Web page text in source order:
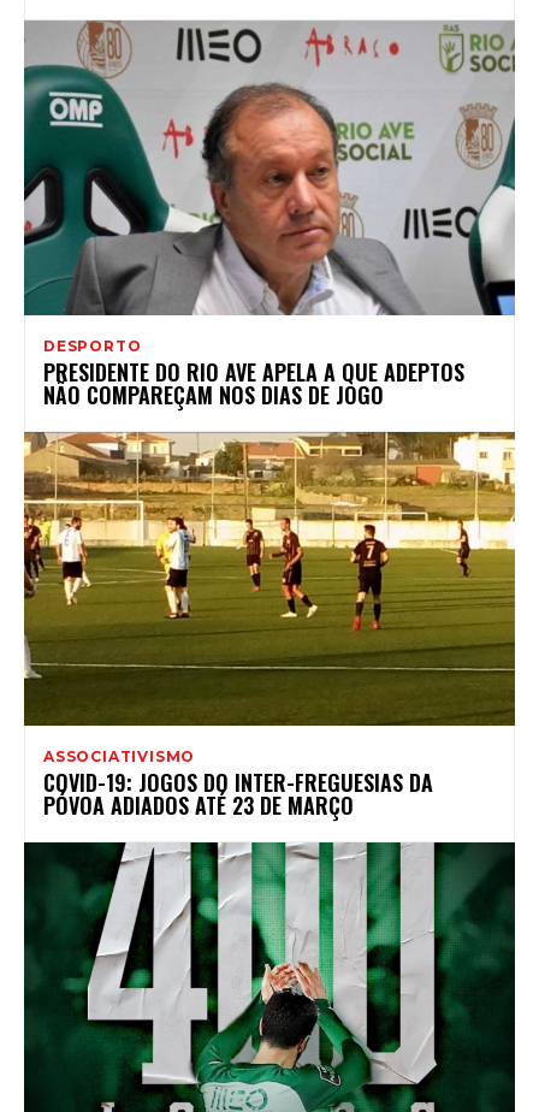
DESPORTO
PRESIDENTE DO RIO AVE APELA A QUE ADEPTOS
NÃO COMPAREÇAM NOS DIAS DE JOGO
ASSOCIATIVISMO
COVID-19: JOGOS DO INTER-FREGUESIAS DA
PÓVOA ADIADOS ATÉ 23 DE MARÇO